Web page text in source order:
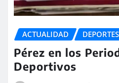
ACTUALIDAD DEPORTES
Pérez en los
Deportivos